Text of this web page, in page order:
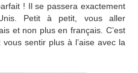
! Il se passera exactement
Petit à petit, vous aller
et non plus en français. C’est
sentir plus à l’aise avec la